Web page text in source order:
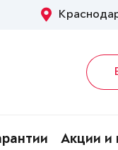
Акции и